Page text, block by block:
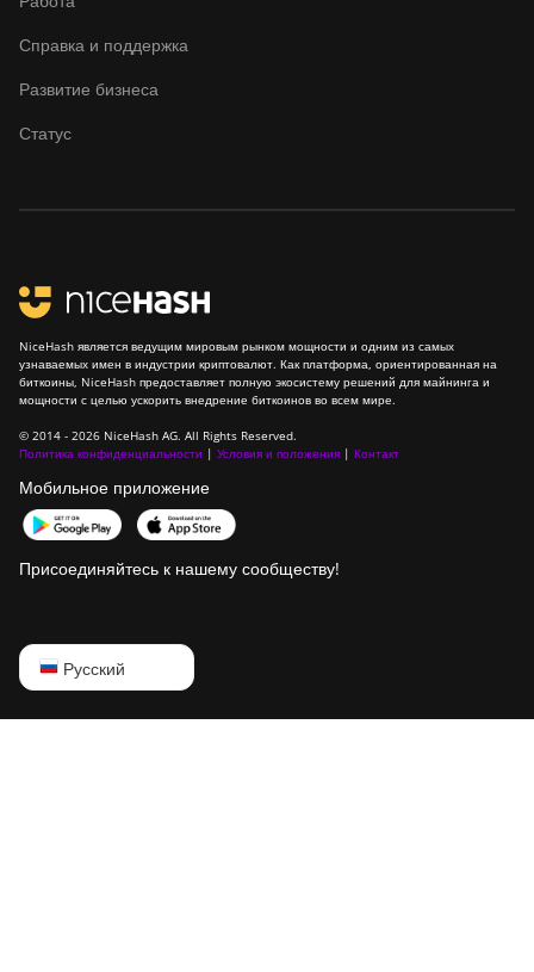
Справка и поддержка
Развитие бизнеса
Статус
NiceHash является ведущим мировым рынком мощности и одним из самых
узнаваемых имен в индустрии криптовалют. Как платформа, ориентированная на
биткоины, NiceHash предоставляет полную экосистему решений для майнинга и
мощности с целью ускорить внедрение биткоинов во всем мире.
© 2014 - 2026 NiceHash AG. All Rights Reserved.
Политика конфиденциальности | Условия и положения | Контакт
Мобильное приложение
Присоединяйтесь к нашему сообществу!
Русский
English